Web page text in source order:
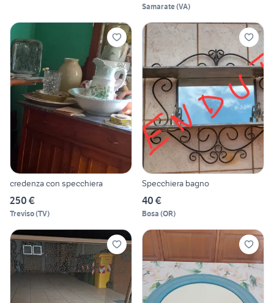
Samarate(VA)
credenza con specchiera
250 €
Treviso(TV)
Specchiera bagno
40 €
Bosa (OR)